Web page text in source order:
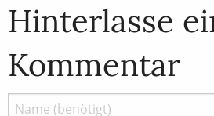
Hinterlasse
Kommentar